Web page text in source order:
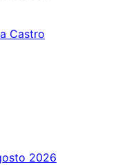
Castro
2026